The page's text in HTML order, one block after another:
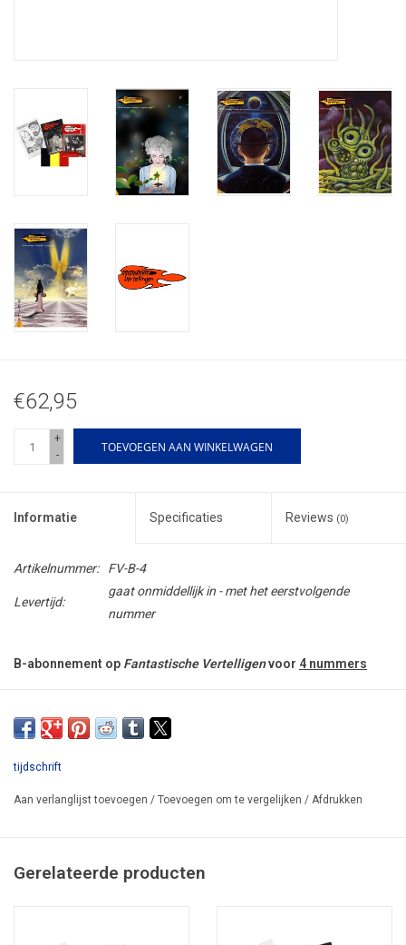
€62,95
+
-
TOEVOEGEN AAN WINKELWAGEN
Informatie Specificaties Reviews (0)
Artikelnummer: FV-B-4
Levertijd:
gaat onmiddellijk in - met het eerstvolgende
nummer
B-abonnement op Fantastische Vertelligenvoor 4 nummers
afleveradressen buiten Nederland!
Voor een abonnement van 4 nummers aan een afleveradres in
Nederland klikt uHIER.
de eerstvolgende vier nummers van het tijdschrift
tijdschrift
Aan verlanglijst toevoegen / Toevoegen om te vergelijken / Afdrukken
Gerelateerde producten